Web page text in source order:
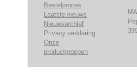
Bestelproces
Laatste nieuws
Nieuwsarchief
Privacy verklaring
Onze
productgroepen